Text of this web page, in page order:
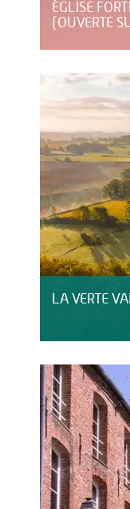
ÉGLISE
(OUVERTE
LA VERTE